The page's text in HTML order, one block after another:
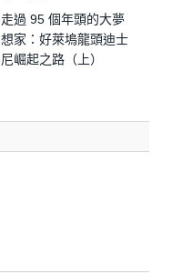
走過 95 個年頭的大夢
想家：好萊塢龍頭迪士
尼崛起之路（上）